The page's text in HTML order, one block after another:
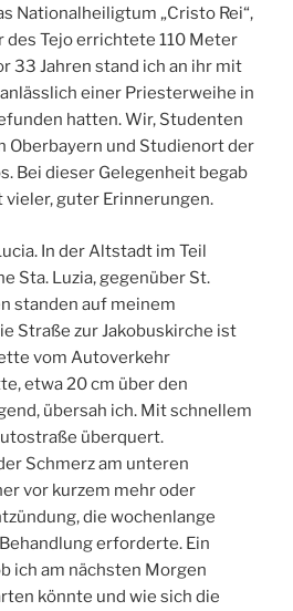
Nationalheiligtum „Cristo Rei“,
des Tejo errichtete 110 Meter
33 Jahren stand ich an ihr mit
einer Priesterweihe in
hatten. Wir, Studenten
Oberbayern und Studienort der
Bei dieser Gelegenheit begab
vieler, guter Erinnerungen.
In der Altstadt im Teil
Sta. Luzia, gegenüber St.
standen auf meinem
Straße zur Jakobuskirche ist
vom Autoverkehr
etwa 20 cm über den
übersah ich. Mit schnellem
überquert.
Schmerz am unteren
vor kurzem mehr oder
die wochenlange
erforderte. Ein
ich am nächsten Morgen
könnte und wie sich die